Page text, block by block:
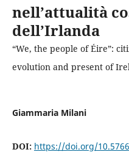
nell’attualità
dell’Irlanda
“We, the people of Éire”:
evolution and present of
Giammaria Milani
DOI: https://doi.org/